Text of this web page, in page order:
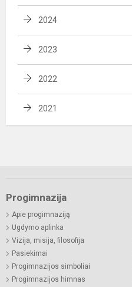
2024
2023
2022
2021
Progimnazija
Apie progimnaziją
Ugdymo aplinka
Vizija, misija, filosofija
Pasiekimai
Progimnazijos simboliai
Progimnazijos himnas